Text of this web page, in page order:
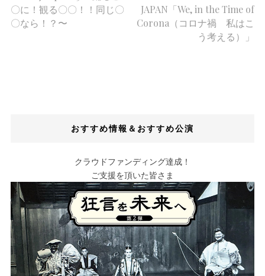
〇に！観る〇〇！！同じ〇
〇なら！？〜
JAPAN「We, in the Time of
Corona（コロナ禍 私はこ
う考える）」
おすすめ情報＆おすすめ公演
クラウドファンディング達成！
ご支援を頂いた皆さま